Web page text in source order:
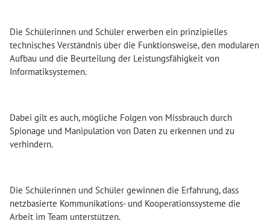
Die Schülerinnen und Schüler erwerben ein prinzipielles
technisches Verständnis über die Funktionsweise, den modularen
Aufbau und die Beurteilung der Leistungsfähigkeit von
Informatiksystemen.
Dabei gilt es auch, mögliche Folgen von Missbrauch durch
Spionage und Manipulation von Daten zu erkennen und zu
verhindern.
Die Schülerinnen und Schüler gewinnen die Erfahrung, dass
netzbasierte Kommunikations- und Kooperationssysteme die
Arbeit im Team unterstützen.